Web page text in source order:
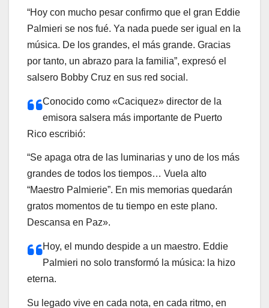
“Hoy con mucho pesar confirmo que el gran Eddie
Palmieri se nos fué. Ya nada puede ser igual en la
música. De los grandes, el más grande. Gracias
por tanto, un abrazo para la familia”, expresó el
salsero Bobby Cruz en sus red social.
Conocido como «Caciquez» director de la
emisora salsera más importante de Puerto
Rico escribió:
“Se apaga otra de las luminarias y uno de los más
grandes de todos los tiempos… Vuela alto
“Maestro Palmierie”. En mis memorias quedarán
gratos momentos de tu tiempo en este plano.
Descansa en Paz».
Hoy, el mundo despide a un maestro. Eddie
Palmieri no solo transformó la música: la hizo
eterna.
Su legado vive en cada nota, en cada ritmo, en